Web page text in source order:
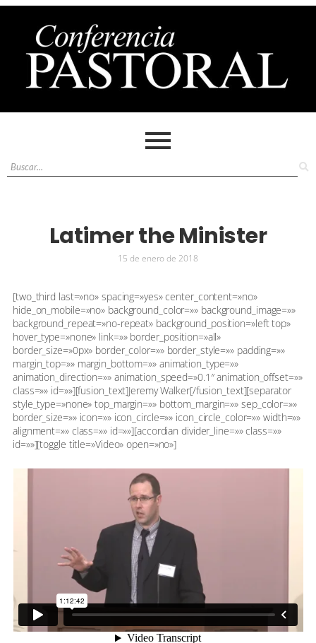
Latimer the Minister
15 de enero de 2018
[two_third last=»no» spacing=»yes» center_content=»no»
hide_on_mobile=»no» background_color=»» background_image=»»
background_repeat=»no-repeat» background_position=»left top»
hover_type=»none» link=»» border_position=»all»
border_size=»0px» border_color=»» border_style=»» padding=»»
margin_top=»» margin_bottom=»» animation_type=»»
animation_direction=»» animation_speed=»0.1″ animation_offset=»»
class=»» id=»»][fusion_text]Jeremy Walker[/fusion_text][separator
style_type=»none» top_margin=»» bottom_margin=»» sep_color=»»
border_size=»» icon=»» icon_circle=»» icon_circle_color=»» width=»»
alignment=»» class=»» id=»»][accordian divider_line=»» class=»»
id=»»][toggle title=»Video» open=»no»]